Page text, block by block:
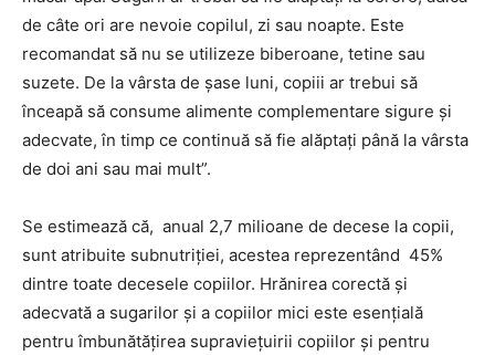
de câte ori are nevoie copilul, zi sau noapte. Este
recomandat să nu se utilizeze biberoane, tetine sau
suzete. De la vârsta de șase luni, copiii ar trebui să
înceapă să consume alimente complementare sigure și
adecvate, în timp ce continuă să fie alăptați până la vârsta
de doi ani sau mai mult”.
Se estimează că, anual 2,7 milioane de decese la copii,
sunt atribuite subnutriției, acestea reprezentând 45%
dintre toate decesele copiilor. Hrănirea corectă și
adecvată a sugarilor și a copiilor mici este esențială
pentru îmbunătățirea supraviețuirii copiilor și pentru